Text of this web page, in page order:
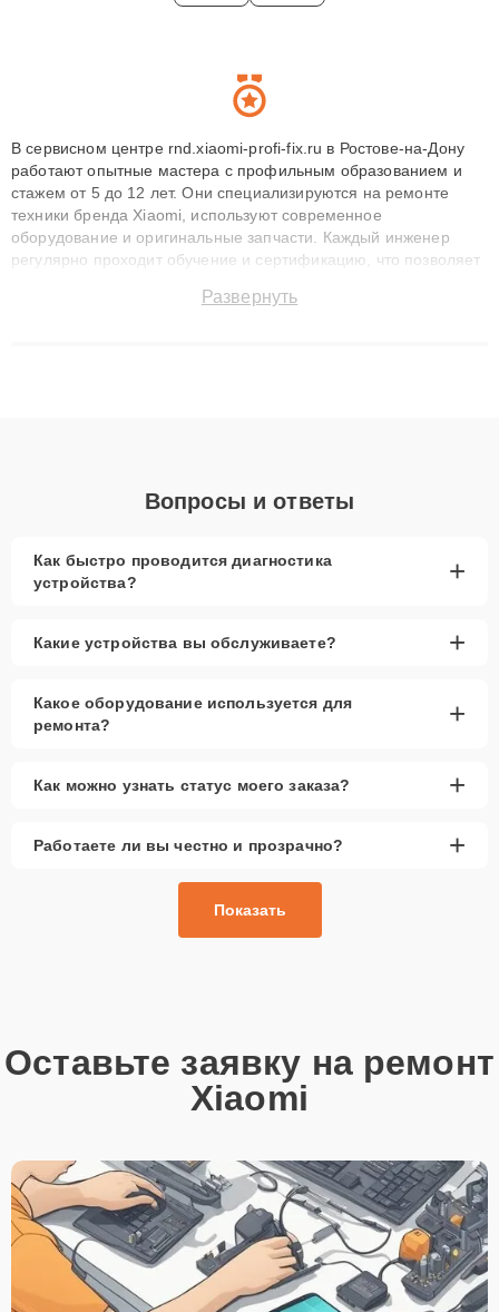
В сервисном центре rnd.xiaomi-profi-fix.ru в Ростове-на-Дону
работают опытные мастера с профильным образованием и
стажем от 5 до 12 лет. Они специализируются на ремонте
техники бренда Xiaomi, используют современное
оборудование и оригинальные запчасти. Каждый инженер
регулярно проходит обучение и сертификацию, что позволяет
технику с сохранением гарантии до 3 лет. Наши мастера
Развернуть
Вопросы и ответы
Как быстро проводится диагностика
устройства?
+
Какие устройства вы обслуживаете? +
Какое оборудование используется для
ремонта?
+
Как можно узнать статус моего заказа? +
Работаете ли вы честно и прозрачно? +
Показать
Оставьте заявку на ремонт
Xiaomi